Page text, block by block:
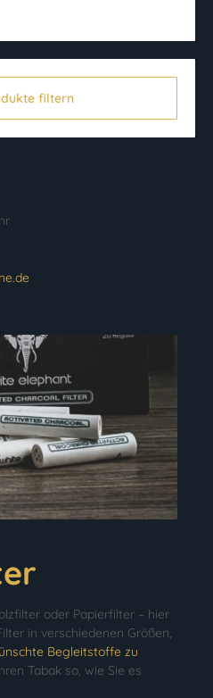
filtern
oder Papierfilter – hier
in verschiedenen Größen,
Begleitstoffe zu
Tabak so, wie Sie es